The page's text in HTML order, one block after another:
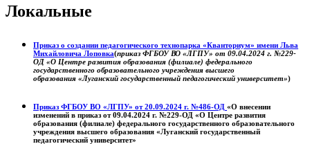
Локальные
Приказ о создании педагогического технопарка «Кванториум» имени Льва
Михайловича Лоповка(приказ ФГБОУ ВО «ЛГПУ» от 09.04.2024 г. №229-
ОД «О Центре развития образования (филиале) федерального
государственного образовательного учреждения высшего
образования «Луганский государственный педагогический университет»)
Приказ ФГБОУ ВО «ЛГПУ» от 20.09.2024 г. №486-ОД «О внесении
изменений в приказ от 09.04.2024 г. №229-ОД «О Центре развития
образования (филиале) федерального государственного образовательного
учреждения высшего образования «Луганский государственный
педагогический университет»